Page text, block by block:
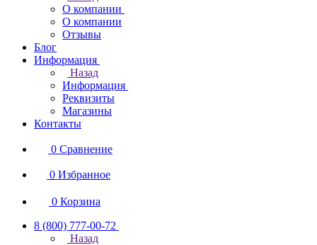
О компании
О компании
Отзывы
Блог
Информация
Назад
Информация
Реквизиты
Магазины
Контакты
0 Сравнение
0 Избранное
0 Корзина
8 (800) 777-00-72
Назад